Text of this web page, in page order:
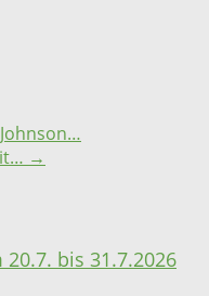
→
bis 31.7.2026